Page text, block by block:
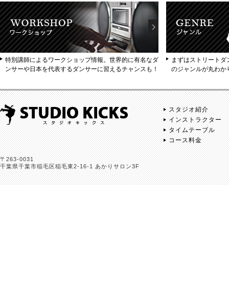
特別講師によるワークショップ情報。世界的に有名なダ
ンサーや日本を代表するダンサーに習えるチャンスも！
まずはストリート
のジャンルが丸わか
〒263-0031
千葉県千葉市稲毛区稲毛東2-16-1 あかりサロン3F
スタジオ紹介
インストラクター
タイムテーブル
コース料金